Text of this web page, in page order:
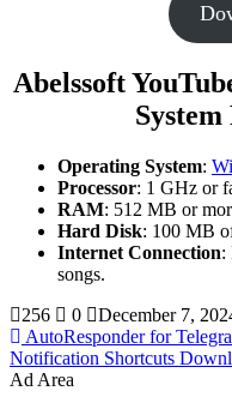
Abelssoft
Operating System:
Processor: 1 GHz or
RAM: 512 MB or
Hard Disk: 100 MB
Internet Connection:
songs.
256
0
December 7,
AutoResponder for
Notification Shortcuts
Ad Area